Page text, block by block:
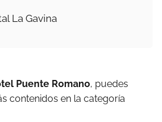
La Gavina
Puente Romano, puedes
contenidos en la categoría